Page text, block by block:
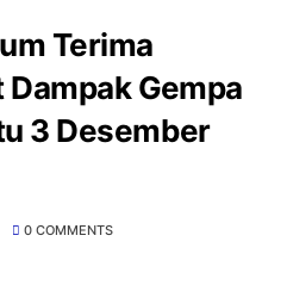
Terima
Gempa
3 Desember
0 COMMENTS